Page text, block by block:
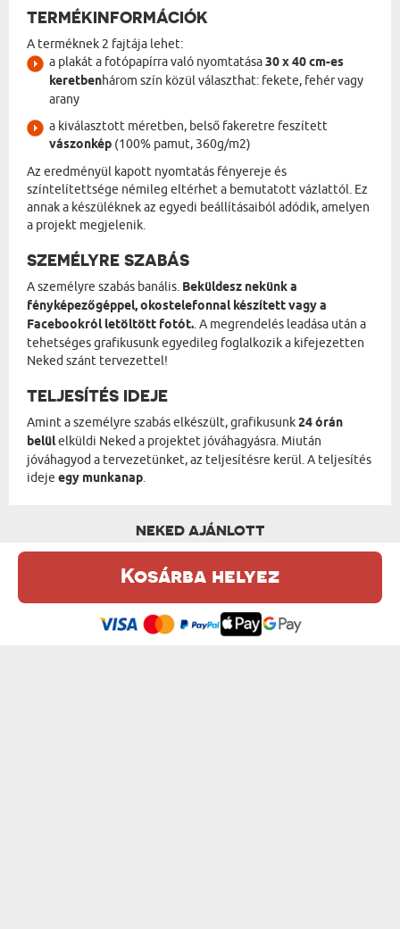
Kosárba helyez
TERMÉKINFORMÁCIÓK
A terméknek 2 fajtája lehet:
a plakát a fotópapírra való nyomtatása30 x 40 cm-es
keretbenhárom szín közül választhat: fekete, fehér vagy
arany
a kiválasztott méretben, belső fakeretre feszített
vászonkép (100% pamut, 360g/m2)
Az eredményül kapott nyomtatás fényereje és
színtelítettsége némileg eltérhet a bemutatott vázlattól. Ez
annak a készüléknek az egyedi beállításaiból adódik, amelyen
a projekt megjelenik.
SZEMÉLYRE SZABÁS
A személyre szabás banális. Beküldesz nekünk a
fényképezőgéppel, okostelefonnal készített vagy a
Facebookról letöltött fotót.. A megrendelés leadása után a
tehetséges grafikusunk egyedileg foglalkozik a kifejezetten
Neked szánt tervezettel!
TELJESÍTÉS IDEJE
Amint a személyre szabás elkészült, grafikusunk24 órán
belülelküldi Neked a projektet jóváhagyásra. Miután
jóváhagyod a tervezetünket, az teljesítésre kerül. A teljesítés
ideje egy munkanap.
NEKED AJÁNLOTT
Ez a weboldal sütiket (cookie-kat) használ. A sütikről bővebben az
Adatvédelmi Szabályzatban olvashatsz.. Elfogadom